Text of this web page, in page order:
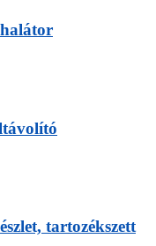
tartozékszett